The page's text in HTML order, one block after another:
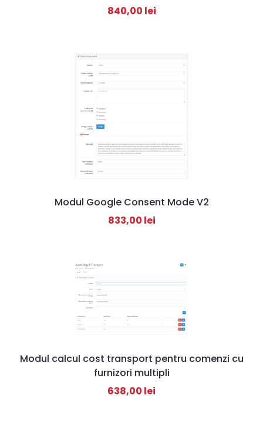
840,00 lei
Modul Google Consent Mode V2
833,00 lei
Modul calcul cost transport pentru comenzi cu
furnizori multipli
638,00 lei